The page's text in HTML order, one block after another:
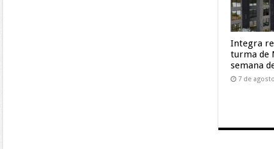
Integra
turma de
semana
7 de